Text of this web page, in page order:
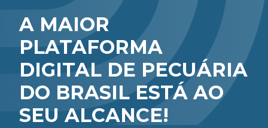
A MAIOR
PLATAFORMA
DIGITAL DE PECUÁRIA
DO BRASIL ESTÁ AO
SEU ALCANCE!